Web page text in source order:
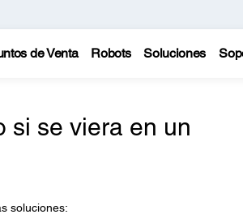
de Venta Robots Soluciones
si se viera en un
soluciones: